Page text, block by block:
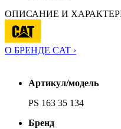
ОПИСАНИЕ И
О БРЕНДЕ CAT ›
Артикул/модель
PS 163 35 134
Бренд